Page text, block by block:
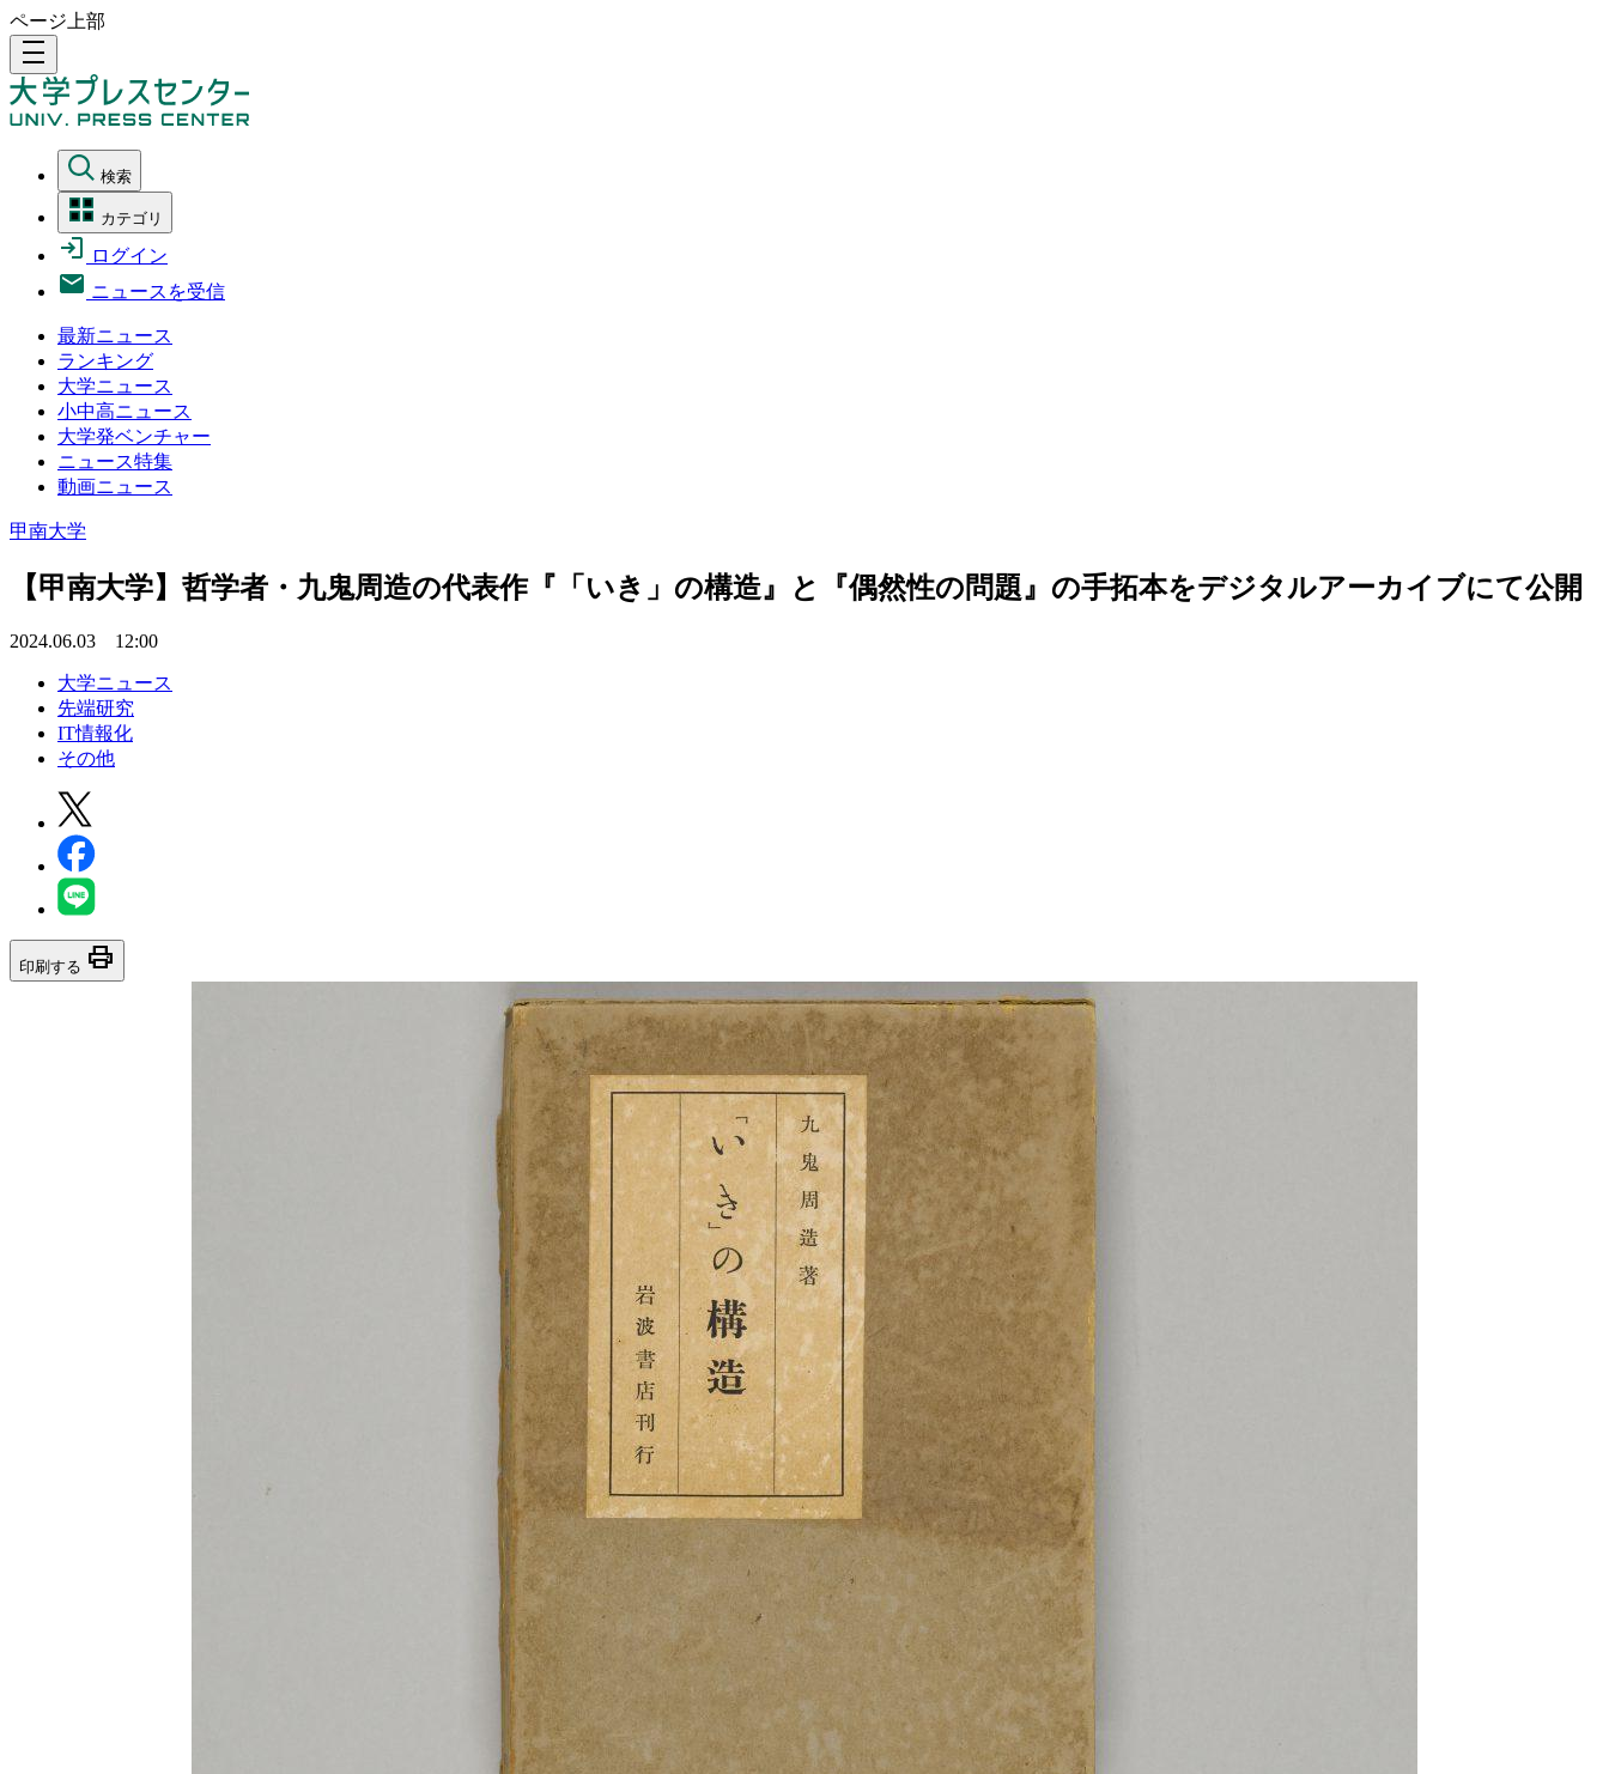
ページ上部
density_medium
検索
カテゴリ
ログイン
ニュースを受信
最新ニュース
ランキング
大学ニュース
小中高ニュース
大学発ベンチャー
ニュース特集
動画ニュース
甲南大学
【甲南大学】哲学者・九鬼周造の代表作『「いき」の構造』と『偶然性の問題』の手拓本をデジタルアーカイブにて公開
2024.06.03 12:00
大学ニュース
先端研究
IT情報化
その他
印刷する print